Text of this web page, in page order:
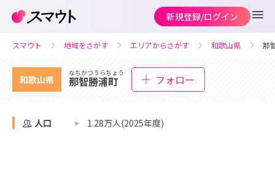
新規登録/ログイン
スマウト 地域をさがす エリアからさがす 和歌山県 那
和歌山県
なちかつうらちょう
那智勝浦町 フォロー
人口 1.28万人(2025年度)